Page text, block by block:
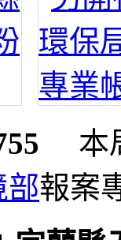
本
部報案